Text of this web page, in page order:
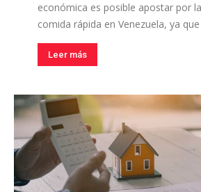
económica es posible apostar por
comida rápida en Venezuela, ya
Leer más